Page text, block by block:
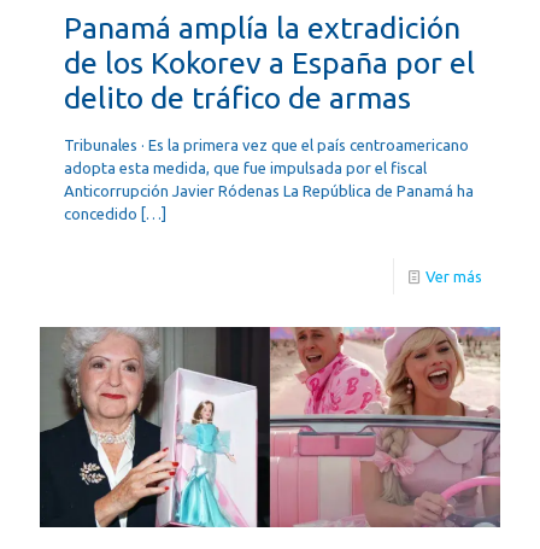
Panamá amplía la extradición
de los Kokorev a España por el
delito de tráfico de armas
Tribunales · Es la primera vez que el país centroamericano
adopta esta medida, que fue impulsada por el fiscal
Anticorrupción Javier Ródenas La República de Panamá ha
concedido […]
Ver más